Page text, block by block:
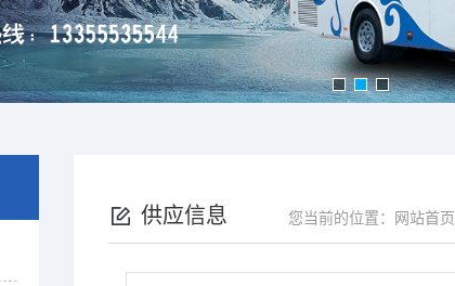
供应信息 您当前的位置： 网站首页